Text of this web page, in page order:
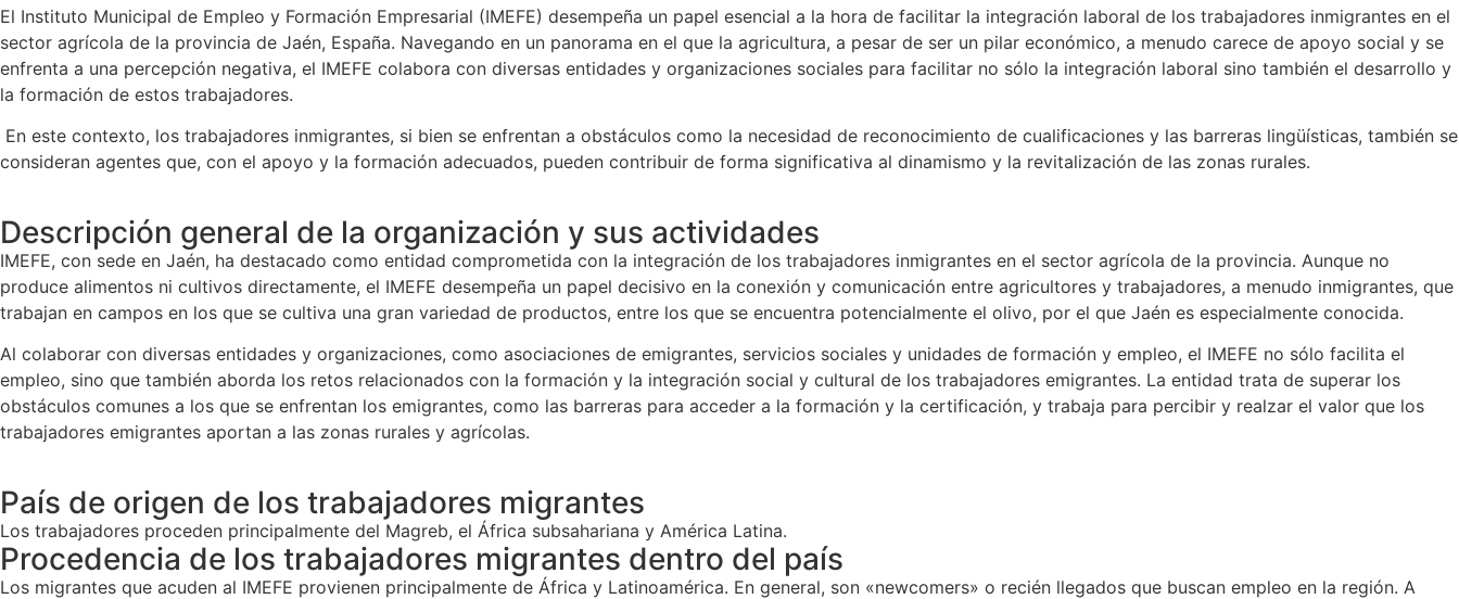
El Instituto Municipal de Empleo y Formación Empresarial (IMEFE) desempeña un papel esencial a la hora de facilitar la integración laboral de los trabajadores inmigrantes en el
sector agrícola de la provincia de Jaén, España. Navegando en un panorama en el que la agricultura, a pesar de ser un pilar económico, a menudo carece de apoyo social y se
enfrenta a una percepción negativa, el IMEFE colabora con diversas entidades y organizaciones sociales para facilitar no sólo la integración laboral sino también el desarrollo y
la formación de estos trabajadores.
En este contexto, los trabajadores inmigrantes, si bien se enfrentan a obstáculos como la necesidad de reconocimiento de cualificaciones y las barreras lingüísticas, también se
consideran agentes que, con el apoyo y la formación adecuados, pueden contribuir de forma significativa al dinamismo y la revitalización de las zonas rurales.
Descripción general de la organización y sus actividades
IMEFE, con sede en Jaén, ha destacado como entidad comprometida con la integración de los trabajadores inmigrantes en el sector agrícola de la provincia. Aunque no
produce alimentos ni cultivos directamente, el IMEFE desempeña un papel decisivo en la conexión y comunicación entre agricultores y trabajadores, a menudo inmigrantes, que
trabajan en campos en los que se cultiva una gran variedad de productos, entre los que se encuentra potencialmente el olivo, por el que Jaén es especialmente conocida.
Al colaborar con diversas entidades y organizaciones, como asociaciones de emigrantes, servicios sociales y unidades de formación y empleo, el IMEFE no sólo facilita el
empleo, sino que también aborda los retos relacionados con la formación y la integración social y cultural de los trabajadores emigrantes. La entidad trata de superar los
obstáculos comunes a los que se enfrentan los emigrantes, como las barreras para acceder a la formación y la certificación, y trabaja para percibir y realzar el valor que los
trabajadores emigrantes aportan a las zonas rurales y agrícolas.
País de origen de los trabajadores migrantes
Los trabajadores proceden principalmente del Magreb, el África subsahariana y América Latina.
Procedencia de los trabajadores migrantes dentro del país
Los migrantes que acuden al IMEFE provienen principalmente de África y Latinoamérica. En general, son «newcomers» o recién llegados que buscan empleo en la región. A